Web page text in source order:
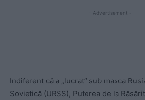
- Advertisement -
Indiferent că a „lucrat” sub masca
Sovietică (URSS), Puterea de la